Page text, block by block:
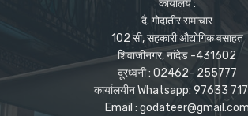
कार्यालय :
दै. गोदातीर समाचार
102 सी, सहकारी औद्योगिक वसाहत
शिवाजीनगर, नांदेड -431602
दूरध्वनी : 02462- 255777
कार्यालयीन Whatsapp: 97633
Email : godateer@gmail.com